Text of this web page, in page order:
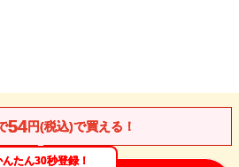
54円(税込)で買える！
んたん30秒登録！